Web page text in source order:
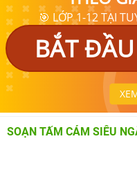
🎯 LỚP 1-12 TẠI
BẮT
SOẠN TẤM CÁM SIÊU